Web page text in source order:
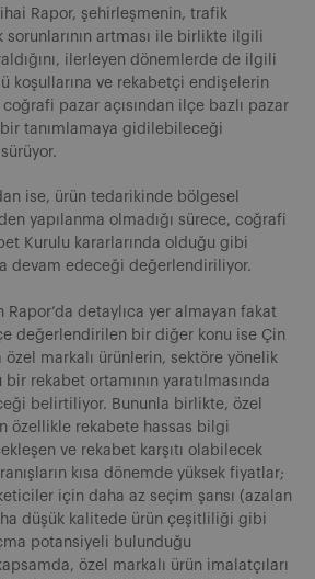
Rapor, şehirleşmenin, trafik
artması ile birlikte ilgili
ilerleyen dönemlerde de ilgili
koşullarına ve rekabetçi endişelerin
pazar açısından ilçe bazlı pazar
bir tanımlamaya gidilebileceği
ise, ürün tedarikinde bölgesel
yapılanma olmadığı sürece, coğrafi
Kurulu kararlarında olduğu gibi
devam edeceği değerlendiriliyor.
Rapor’da detaylıca yer almayan fakat
değerlendirilen bir diğer konu ise Çin
özel markalı ürünlerin, sektöre yönelik
rekabet ortamının yaratılmasında
belirtiliyor. Bununla birlikte, özel
özellikle rekabete hassas bilgi
ve rekabet karşıtı olabilecek
kısa dönemde yüksek fiyatlar;
için daha az seçim şansı (azalan
düşük kalitede ürün çeşitliliği gibi
potansiyeli bulunduğu
özel markalı ürün imalatçıları